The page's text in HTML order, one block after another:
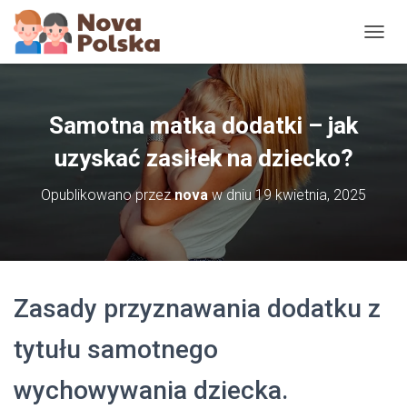
R
J
Samotna matka dodatki – jak
uzyskać zasiłek na dziecko?
Opublikowano przeznovaw dniu19 kwietnia, 2025
Zasady przyznawania dodatku z
tytułu samotnego
wychowywania dziecka.